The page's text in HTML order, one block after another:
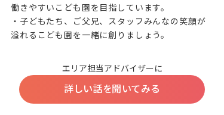
働きやすいこども園を目指しています。
・子どもたち、ご父兄、スタッフみんなの笑顔が
溢れるこども園を一緒に創りましょう。
エリア担当アドバイザーに
詳しい話を聞いてみる